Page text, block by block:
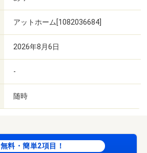
アットホーム[1082036684]
2026年8月6日
-
随時
無料・簡単2項目！